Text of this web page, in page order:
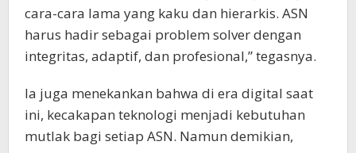
cara-cara lama yang kaku dan hierarkis. ASN
harus hadir sebagai problem solver dengan
integritas, adaptif, dan profesional,” tegasnya.
Ia juga menekankan bahwa di era digital saat
ini, kecakapan teknologi menjadi kebutuhan
mutlak bagi setiap ASN. Namun demikian,